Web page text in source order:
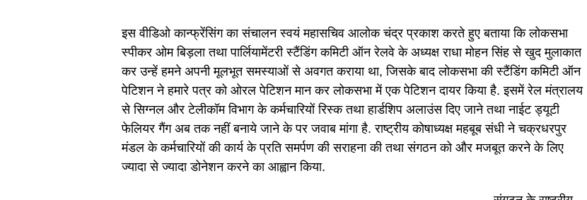
इस वीडिओ कान्फ्रेंसिंग का संचालन स्वयं महासचिव आलोक चंद्र प्रकाश करते हुए बताया कि लोकसभा
स्पीकर ओम बिड़ला तथा पार्लियामेंटरी स्टैंडिंग कमिटी ऑन रेलवे के अध्यक्ष राधा मोहन सिंह से खुद मुलाकात
कर उन्हें हमने अपनी मूलभूत समस्याओं से अवगत कराया था, जिसके बाद लोकसभा की स्टैंडिंग कमिटी ऑन
पेटिशन ने हमारे पत्र को ओरल पेटिशन मान कर लोकसभा में एक पेटिशन दायर किया है. इसमें रेल मंत्रालय
से सिग्नल और टेलीकॉम विभाग के कर्मचारियों रिस्क तथा हार्डशिप अलाउंस दिए जाने तथा नाईट ड्यूटी
फेलियर गैंग अब तक नहीं बनाये जाने के पर जवाब मांगा है. राष्ट्रीय कोषाध्यक्ष महबूब संधी ने चक्रधरपुर
मंडल के कर्मचारियों की कार्य के प्रति समर्पण की सराहना की तथा संगठन को और मजबूत करने के लिए
ज्यादा से ज्यादा डोनेशन करने का आह्वान किया.